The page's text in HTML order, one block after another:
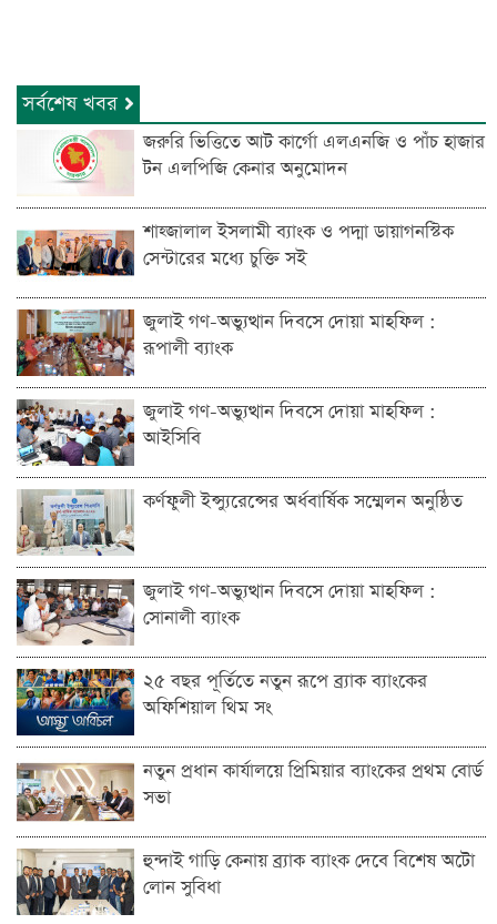
সর্বশেষ খবর
জরুরি ভিত্তিতে আট কার্গো এলএনজি ও পাঁচ হাজার
টন এলপিজি কেনার অনুমোদন
শাহ্জালাল ইসলামী ব্যাংক ও পদ্মা ডায়াগনস্টিক
সেন্টারের মধ্যে চুক্তি সই
জুলাই গণ-অভ্যুত্থান দিবসে দোয়া মাহফিল :
রূপালী ব্যাংক
জুলাই গণ-অভ্যুত্থান দিবসে দোয়া মাহফিল :
আইসিবি
কর্ণফুলী ইন্স্যুরেন্সের অর্ধবার্ষিক সম্মেলন অনুষ্ঠিত
জুলাই গণ-অভ্যুত্থান দিবসে দোয়া মাহফিল :
সোনালী ব্যাংক
২৫ বছর পূর্তিতে নতুন রূপে ব্র্যাক ব্যাংকের
অফিশিয়াল থিম সং
নতুন প্রধান কার্যালয়ে প্রিমিয়ার ব্যাংকের প্রথম বোর্ড
সভা
হুন্দাই গাড়ি কেনায় ব্র্যাক ব্যাংক দেবে বিশেষ অটো
লোন সুবিধা